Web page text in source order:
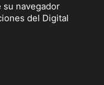
su navegador
del Digital